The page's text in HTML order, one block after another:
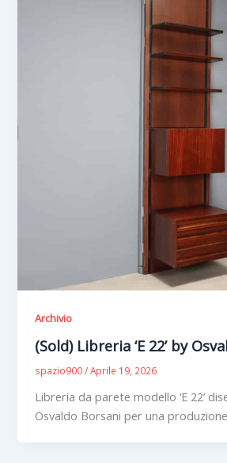
Archivio
(Sold) Libreria ‘E 22’ by
spazio900/Aprile 19, 2026
Libreria da parete modello ‘E 22’
Osvaldo Borsani per una